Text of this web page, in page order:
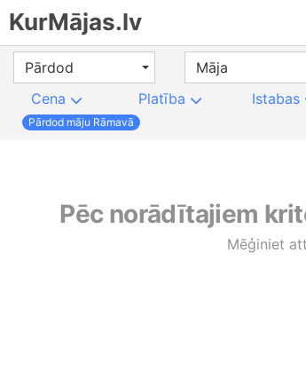
KurMājas.lv
Pārdod Māja
Cena
Platība Istabas
Pārdod māju Rāmavā
Pēc norādītajiem
Mēģiniet